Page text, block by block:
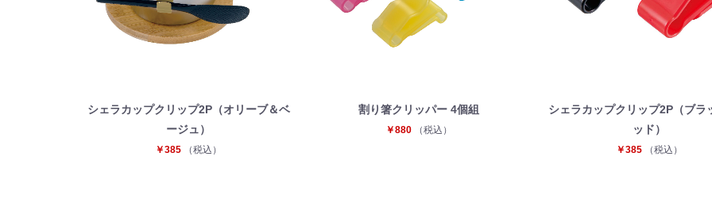
シェラカップクリップ2P（オリーブ＆ベ
ージュ）
￥385 （税込）
割り箸クリッパー 4個組
￥880 （税込）
シェラカップクリップ2P（ブラ
ッド）
￥385 （税込）